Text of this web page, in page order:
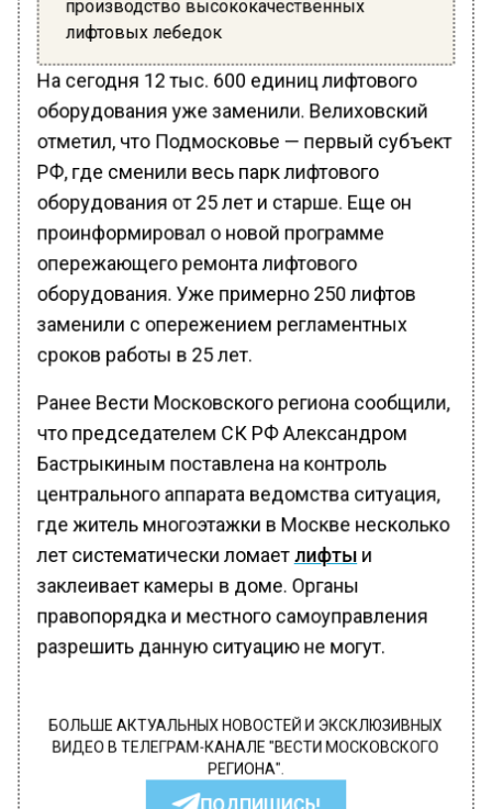
лифтовых лебедок
На сегодня 12 тыс. 600 единиц лифтового
оборудования уже заменили. Велиховский
отметил, что Подмосковье — первый субъект
РФ, где сменили весь парк лифтового
оборудования от 25 лет и старше. Еще он
проинформировал о новой программе
опережающего ремонта лифтового
оборудования. Уже примерно 250 лифтов
заменили с опережением регламентных
сроков работы в 25 лет.
Ранее Вести Московского региона сообщили,
что председателем СК РФ Александром
Бастрыкиным поставлена на контроль
центрального аппарата ведомства ситуация,
где житель многоэтажки в Москве несколько
лет систематически ломаетлифты и
заклеивает камеры в доме. Органы
правопорядка и местного самоуправления
разрешить данную ситуацию не могут.
БОЛЬШЕ АКТУАЛЬНЫХ НОВОСТЕЙ И ЭКСКЛЮЗИВНЫХ
ВИДЕО В ТЕЛЕГРАМ-КАНАЛЕ "ВЕСТИ МОСКОВСКОГО
РЕГИОНА".